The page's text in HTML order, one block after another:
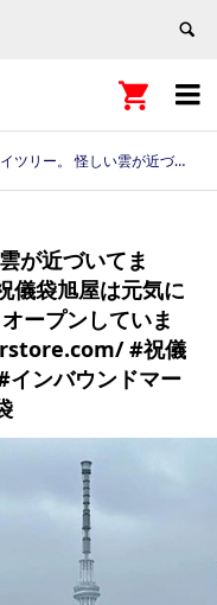


屋は元気に営業しています。 ECサイトもオープンしています。 https://japanese-paperstore.com/ #祝儀袋 #定点観測 #スカイツリー #インバウンドマーケティング #百万円入る祝儀袋
が近づいてま
儀袋旭屋は元気に
ープンしていま
#祝儀
ンバウンドマー